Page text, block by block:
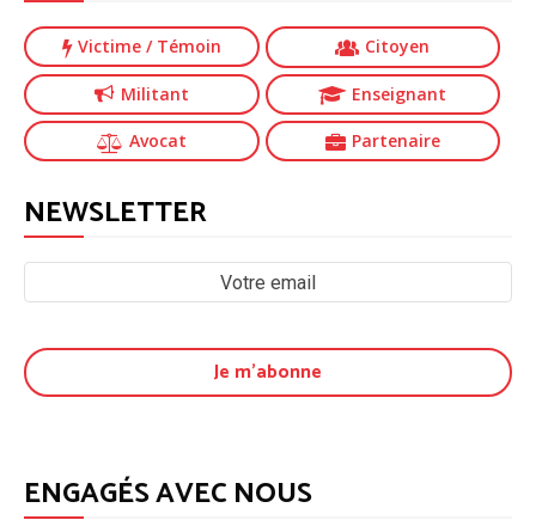
Victime / Témoin Citoyen
Militant Enseignant
Avocat Partenaire
NEWSLETTER
ENGAGÉS AVEC NOUS